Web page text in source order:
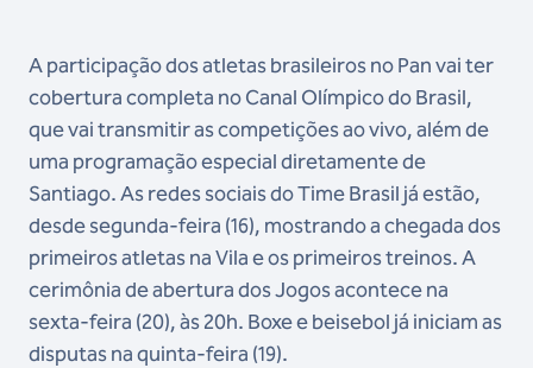
A participação dos atletas brasileiros no Pan vai ter
cobertura completa no Canal Olímpico do Brasil,
que vai transmitir as competições ao vivo, além de
uma programação especial diretamente de
Santiago. As redes sociais do Time Brasil já estão,
desde segunda-feira (16), mostrando a chegada dos
primeiros atletas na Vila e os primeiros treinos. A
cerimônia de abertura dos Jogos acontece na
sexta-feira (20), às 20h. Boxe e beisebol já iniciam as
disputas na quinta-feira (19).